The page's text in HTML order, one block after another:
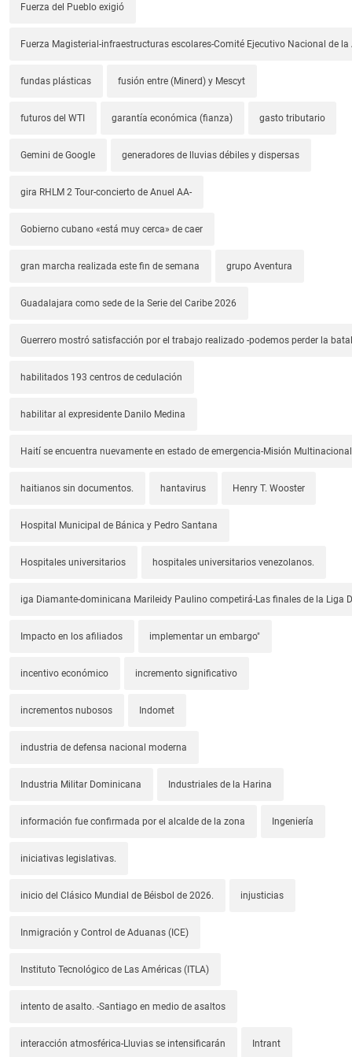
Fuerza del Pueblo exigió
Fuerza Magisterial-infraestructuras escolares-Comité Ejecutivo Nacional de la
fundas plásticas fusión entre (Minerd) y Mescyt
futuros del WTI garantía económica (fianza) gasto tributario
Gemini de Google generadores de lluvias débiles y dispersas
gira RHLM 2 Tour-concierto de Anuel AA-
Gobierno cubano «está muy cerca» de caer
gran marcha realizada este fin de semana grupo Aventura
Guadalajara como sede de la Serie del Caribe 2026
Guerrero mostró satisfacción por el trabajo realizado -podemos perder la
habilitados 193 centros de cedulación
habilitar al expresidente Danilo Medina
Haití se encuentra nuevamente en estado de emergencia-Misión
haitianos sin documentos. hantavirus Henry T. Wooster
Hospital Municipal de Bánica y Pedro Santana
Hospitales universitarios hospitales universitarios venezolanos.
iga Diamante-dominicana Marileidy Paulino competirá-Las finales de la Liga
Impacto en los afiliados implementar un embargo"
incentivo económico incremento significativo
incrementos nubosos Indomet
industria de defensa nacional moderna
Industria Militar Dominicana Industriales de la Harina
información fue confirmada por el alcalde de la zona Ingeniería
iniciativas legislativas.
inicio del Clásico Mundial de Béisbol de 2026. injusticias
Inmigración y Control de Aduanas (ICE)
Instituto Tecnológico de Las Américas (ITLA)
intento de asalto. -Santiago en medio de asaltos
interacción atmosférica-Lluvias se intensificarán Intrant